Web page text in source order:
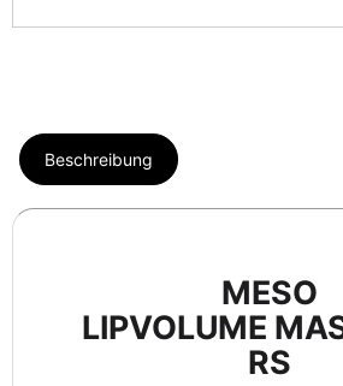
Beschreibung
MESO
LIPVOLUME
RS